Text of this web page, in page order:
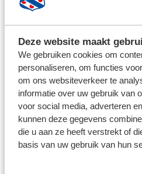
Deze website maakt
We gebruiken cookies om
personaliseren, om functies
om ons websiteverkeer te
informatie over uw gebruik van
voor social media, adverteren
kunnen deze gegevens
die u aan ze heeft verstrekt of
basis van uw gebruik van hun
"TOEN IK
HOORDE
DEZE
ZEI IK
DAT IK